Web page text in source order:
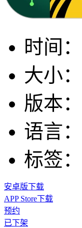
时间：
大小：
版本：
语言：
标签：
安卓版下载
APP Store下载
预约
已下架